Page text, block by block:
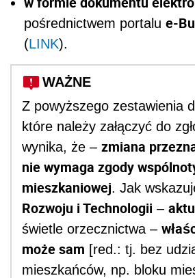
pośrednictwem portalu e-
(LINK).
WAŻNE
Z powyższego zestawienia
które należy załączyć do
wynika, że – zmiana
nie wymaga zgody
mieszkaniowej. Jak
Rozwoju i Technologii –
świetle orzecznictwa –
może sam [red.: tj. bez
mieszkańców, np. bloku